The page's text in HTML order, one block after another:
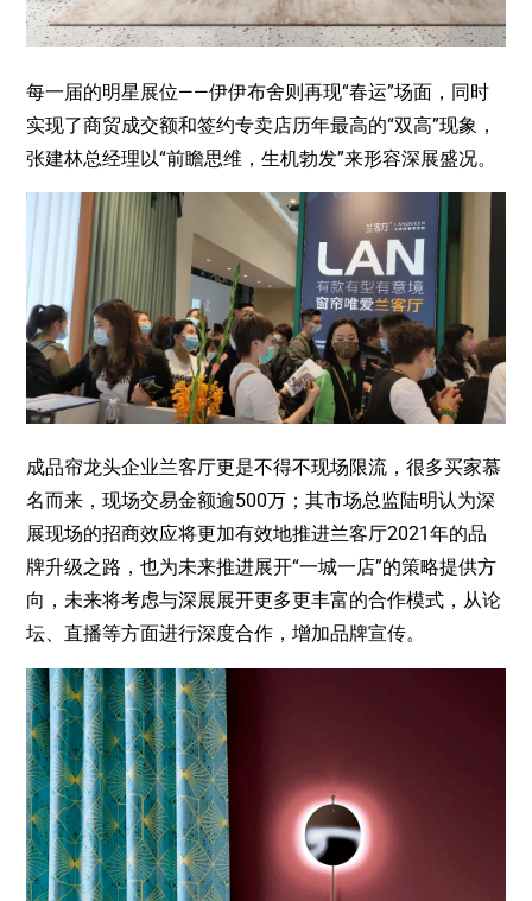
每一届的明星展位——伊伊布舍则再现“春运”场面，同时
实现了商贸成交额和签约专卖店历年最高的“双高”现象，
张建林总经理以“前瞻思维，生机勃发”来形容深展盛况。
成品帘龙头企业兰客厅更是不得不现场限流，很多买家慕
名而来，现场交易金额逾500万；其市场总监陆明认为深
展现场的招商效应将更加有效地推进兰客厅2021年的品
牌升级之路，也为未来推进展开“一城一店”的策略提供方
向，未来将考虑与深展展开更多更丰富的合作模式，从论
坛、直播等方面进行深度合作，增加品牌宣传。